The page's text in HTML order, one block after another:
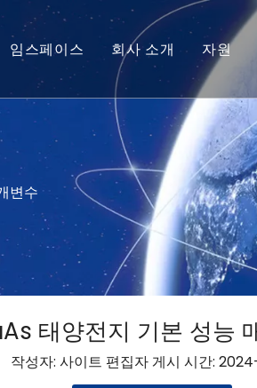
전지 모듈
크로 태양전지
드 칩
임스페이스 회사 소개 자원
기
서
변수
태양전지 기본 성능
작성자: 사이트 편집자 게시 시간: